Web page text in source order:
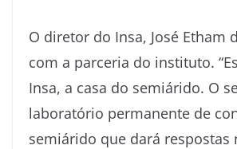
O diretor do Insa, José
com a parceria do instituto.
Insa, a casa do semiárido. O
laboratório permanente de
semiárido que dará